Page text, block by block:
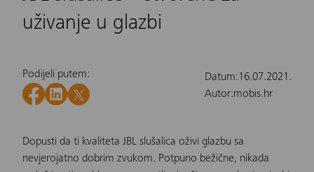
uživanje u glazbi
Podijeli putem: Datum:16.07.2021.
Autor:mobis.hr
Dopusti da ti kvaliteta JBL slušalica oživi glazbu sa
nevjerojatno dobrim zvukom. Potpuno bežične, nikada